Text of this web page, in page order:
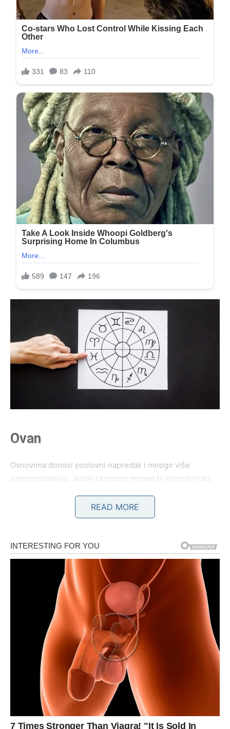
Ovan
Ovnovima donosi poslovni napredak i mnogo više
samopouzdanja. Jedan razgovor mogao bi otvoriti vrata
Finansijska situacija postaje stabilnija, pa ćete moći da
realizujete planove koje ste dugo odlagali.
Na ljubavnom planu očekuju vas iskreni razgovori.
Slobodni Ovnovi mogli bi upoznati osobu koja će ih
osvojiti vedrinom i iskrenošću.
Bikovima dolazi period finansijske sigurnosti. Moguća je
isplata, bonus ili veoma povoljna poslovna ponuda koja će
vam omogućiti mnogo mirnije planiranje budućnosti.
U ljubavi partner pokazuje više pažnje nego ranije.
Slobodni Bikovi imaju priliku za poznanstvo koje može
prerasti u ozbiljnu vezu.
READ MORE